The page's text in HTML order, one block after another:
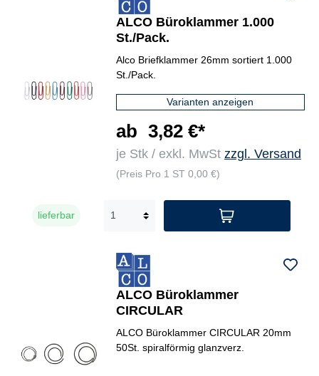
ALCO Büroklammer 1.000
St./Pack.
Alco Briefklammer 26mm sortiert 1.000
St./Pack.
Varianten anzeigen
ab 3,82 €*
je Stk / exkl. MwSt zzgl. Versand
(Preis Pro 1 ST 0,00 €)
lieferbar
ALCO Büroklammer
CIRCULAR
ALCO Büroklammer CIRCULAR 20mm
50St. spiralförmig glanzverz.